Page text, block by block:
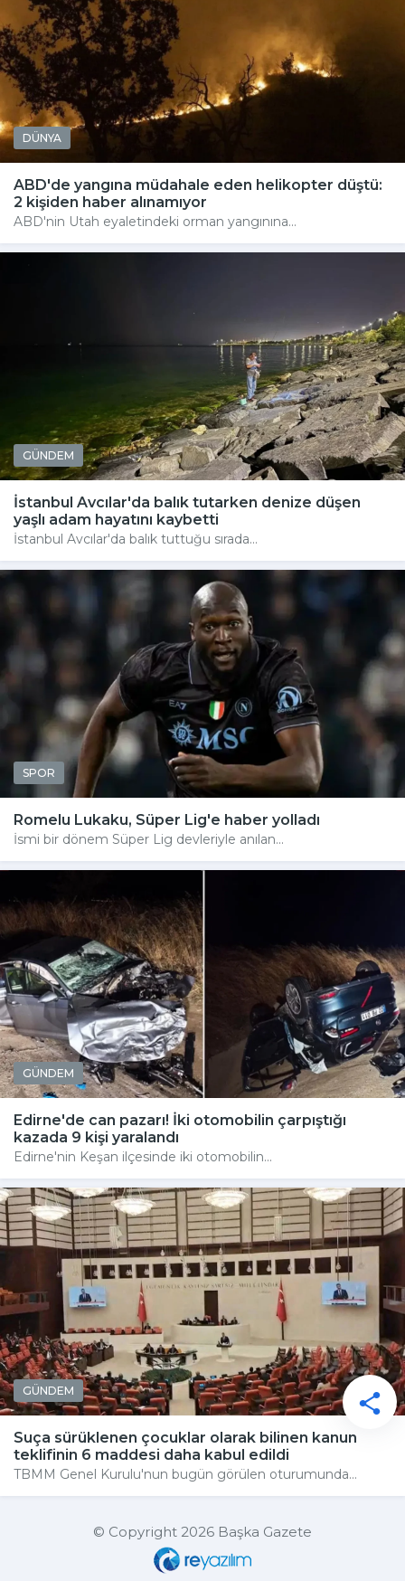
DÜNYA
ABD'de yangına müdahale eden helikopter düştü:
2 kişiden haber alınamıyor
ABD'nin Utah eyaletindeki orman yangınına...
GÜNDEM
İstanbul Avcılar'da balık tutarken denize düşen
yaşlı adam hayatını kaybetti
İstanbul Avcılar'da balık tuttuğu sırada...
SPOR
Romelu Lukaku, Süper Lig'e haber yolladı
İsmi bir dönem Süper Lig devleriyle anılan...
GÜNDEM
Edirne'de can pazarı! İki otomobilin çarpıştığı
kazada 9 kişi yaralandı
Edirne'nin Keşan ilçesinde iki otomobilin...
GÜNDEM
Suça sürüklenen çocuklar olarak bilinen kanun
teklifinin 6 maddesi daha kabul edildi
TBMM Genel Kurulu'nun bugün görülen oturumunda...
© Copyright 2026 Başka Gazete